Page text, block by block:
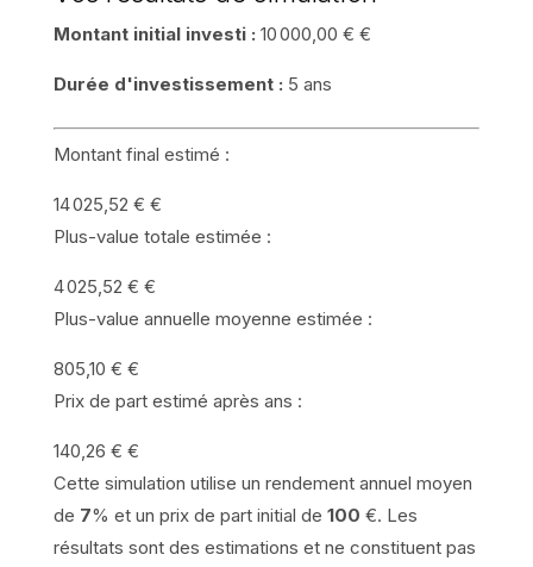
Montant initial investi : 10 000,00 € €
Durée d'investissement : 5 ans
Montant final estimé :
14 025,52 € €
Plus-value totale estimée :
4 025,52 € €
Plus-value annuelle moyenne estimée :
805,10 € €
Prix de part estimé après ans :
140,26 € €
Cette simulation utilise un rendement annuel moyen
de 7% et un prix de part initial de 100 €. Les
résultats sont des estimations et ne constituent pas